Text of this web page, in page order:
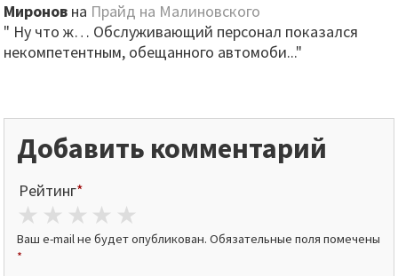
Миронов на Прайд на Малиновского
" Ну что ж… Обслуживающий персонал показался
некомпетентным, обещанного автомоби..."
Добавить комментарий
Рейтинг*
4 stars
3 stars
2 stars
1 star
Ваш e-mail не будет опубликован. Обязательные поля помечены
*